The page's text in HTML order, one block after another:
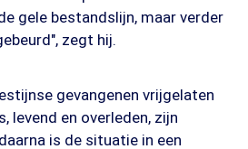
gele bestandslijn, maar verder
zegt hij.
gevangenen vrijgelaten
levend en overleden, zijn
is de situatie in een